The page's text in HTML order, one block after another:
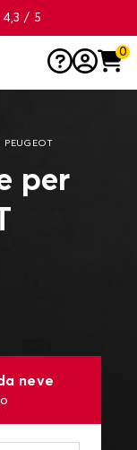
4,3 / 5
0
per
neve